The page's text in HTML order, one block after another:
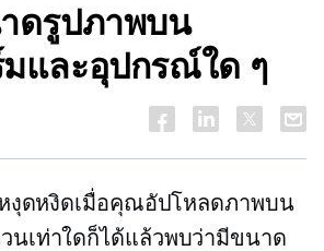
ดรูปภาพบน
และอุปกรณ์ใด ๆ
หงุดหงิดเมื่อคุณอัปโหลดภาพบน
นเท่าใดก็ได้แล้วพบว่ามีขนาด